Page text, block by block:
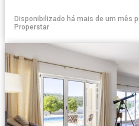
Disponibilizado há mais de um mês
Properstar